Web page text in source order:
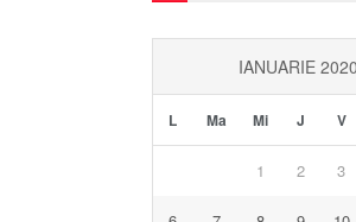
IANUARIE 2020
L Ma Mi J V
1 2 3